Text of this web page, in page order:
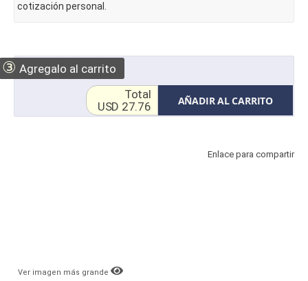
cotización personal.
③ Agregalo al carrito
AÑADIR AL CARRITO
Total
USD 27.76
Enlace para compartir
Ver imagen más grande